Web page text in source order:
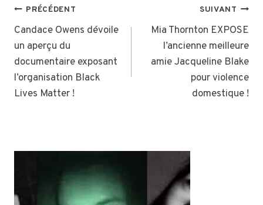
NAVIGATION
DE
L’ARTICLE
PRÉCÉDENT
Candace Owens dévoile
un aperçu du
documentaire exposant
l’organisation Black
Lives Matter !
SUIVANT
Mia Thornton EXPOSE
l’ancienne meilleure
amie Jacqueline Blake
pour violence
domestique !